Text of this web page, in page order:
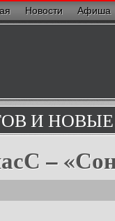
Новости Афиша
И
–